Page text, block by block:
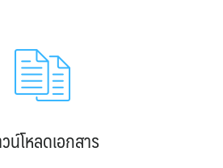
น์โหลดเอกสาร